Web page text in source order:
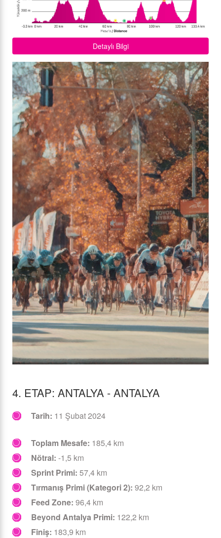
Detaylı Bilgi
4. ETAP: ANTALYA - ANTALYA
Tarih: 11 Şubat 2024
Toplam Mesafe: 185,4 km
Nötral: -1,5 km
Sprint Primi: 57,4 km
Tırmanış Primi (Kategori 2): 92,2 km
Feed Zone: 96,4 km
Beyond Antalya Primi: 122,2 km
Finiş: 183,9 km